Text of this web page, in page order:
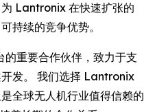
Lantronix 在快速扩张的
持续的竞争优势。
重要合作伙伴，致力于支
发。 我们选择 Lantronix
全球无人机行业值得信赖的